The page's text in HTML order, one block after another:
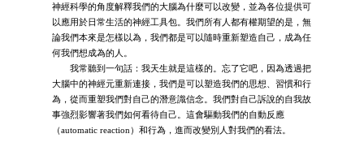
神經科學的角度解釋我們的大腦為什麼可以改變，並為各位提供可
以應用於日常生活的神經工具包。我們所有人都有權期望的是，無
論我們本來是怎樣以為，我們都是可以隨時重新塑造自己，成為任
何我們想成為的人。
我常聽到一句話：我天生就是這樣的。忘了它吧，因為透過把
大腦中的神經元重新連接，我們是可以塑造我們的思想、習慣和行
為，從而重塑我們對自己的潛意識信念。我們對自己訴說的自我故
事強烈影響著我們如何看待自己。這會驅動我們的自動反應
（automatic reaction）和行為，進而改變別人對我們的看法。